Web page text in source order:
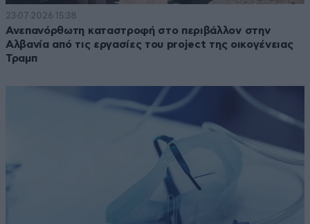
23·07·2026 15:38
Ανεπανόρθωτη καταστροφή στο περιβάλλον στην
Αλβανία από τις εργασίες του project της οικογένειας
Τραμπ